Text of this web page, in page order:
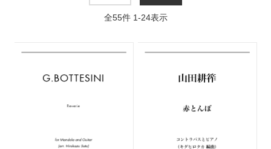
全55件 1-24表示